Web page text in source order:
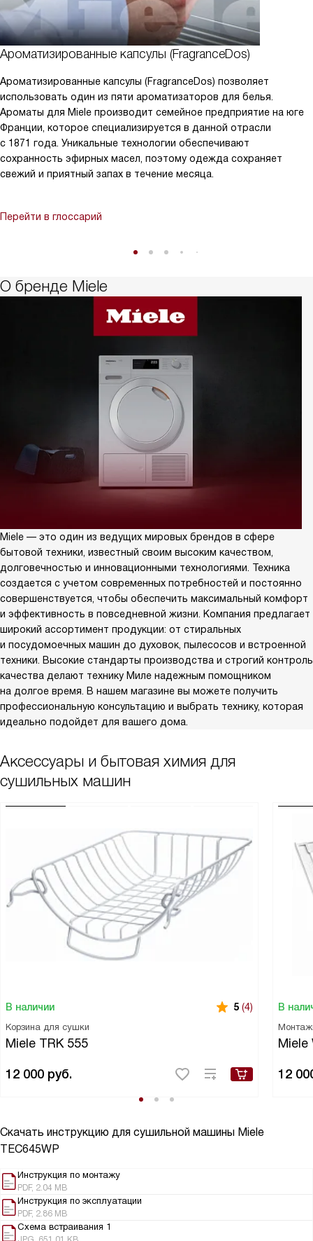
Ароматизированные капсулы (FragranceDos)
Ароматизированные капсулы (FragranceDos) позволяет
использовать один из пяти ароматизаторов для белья.
Ароматы для Miele производит семейное предприятие на юге
Франции, которое специализируется в данной отрасли
с 1871 года. Уникальные технологии обеспечивают
сохранность эфирных масел, поэтому одежда сохраняет
свежий и приятный запах в течение месяца.
Перейти в глоссарий
О бренде Miele
Miele — это один из ведущих мировых брендов в сфере
бытовой техники, известный своим высоким качеством,
долговечностью и инновационными технологиями. Техника
создается с учетом современных потребностей и постоянно
совершенствуется, чтобы обеспечить максимальный комфорт
и эффективность в повседневной жизни. Компания предлагает
широкий ассортимент продукции: от стиральных
и посудомоечных машин до духовок, пылесосов и встроенной
техники. Высокие стандарты производства и строгий контроль
качества делают технику Миле надежным помощником
на долгое время. В нашем магазине вы можете получить
профессиональную консультацию и выбрать технику, которая
идеально подойдет для вашего дома.
Аксессуары и бытовая химия для
сушильных машин
В наличии 5 (4)
Корзина для сушки
Miele TRK 555
12 000 руб.
В
Miele
12
Скачать инструкцию для сушильной машины Miele
TEC645WP
Инструкция по монтажу
PDF, 2.04 MB
Инструкция по эксплуатации
PDF, 2.86 MB
Схема встраивания 1